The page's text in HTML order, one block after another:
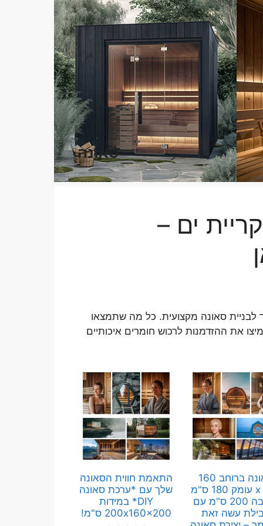
סאונה
ים –
לבניית סאונה מקצועית. כל מה שתמצאו
את ההזדמנות לרכוש חומרים איכותיים
סאונה ברוחב 160
ס"מ x עומק 180 ס"מ
x גובה 200 ס"מ עם
עשה זאת
התאמת חווית הסאונה
שלך עם *ערכת סאונה
DIY* במידות
200x160x200 ס"מ!